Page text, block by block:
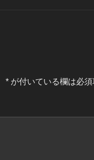
* が付いている欄は必